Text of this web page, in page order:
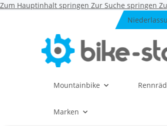
Zum Hauptinhalt springen Zur Suche springen
Mountainbike
Marken